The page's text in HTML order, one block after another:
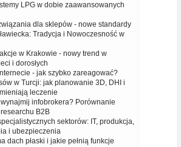
LPG w dobie zaawansowanych
dla sklepów - nowe standardy
Tradycja i Nowoczesność w
w Krakowie - nowy trend w
i dorosłych
- jak szybko zareagować?
w Turcji: jak planowanie 3D, DHI i
leczenie
infobrokera? Porównanie
B2B
sektorów: IT, produkcja,
i ubezpieczenia
dach płaski i jakie pełnią funkcje